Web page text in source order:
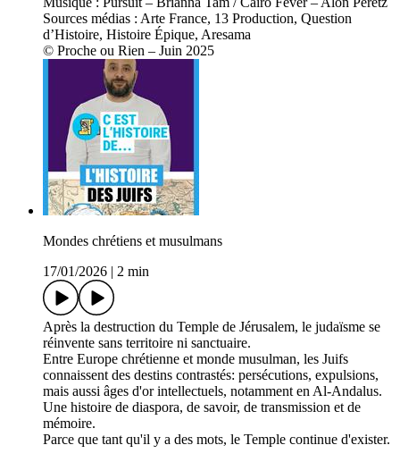
Sources médias : Arte France, 13 Production, Question
d’Histoire, Histoire Épique, Aresama
© Proche ou Rien – Juin 2025
Mondes chrétiens et musulmans
17/01/2026 | 2 min
Après la destruction du Temple de Jérusalem, le judaïsme se
réinvente sans territoire ni sanctuaire.
Entre Europe chrétienne et monde musulman, les Juifs
connaissent des destins contrastés: persécutions, expulsions,
mais aussi âges d'or intellectuels, notamment en Al-Andalus.
Une histoire de diaspora, de savoir, de transmission et de
mémoire.
Parce que tant qu'il y a des mots, le Temple continue d'exister.